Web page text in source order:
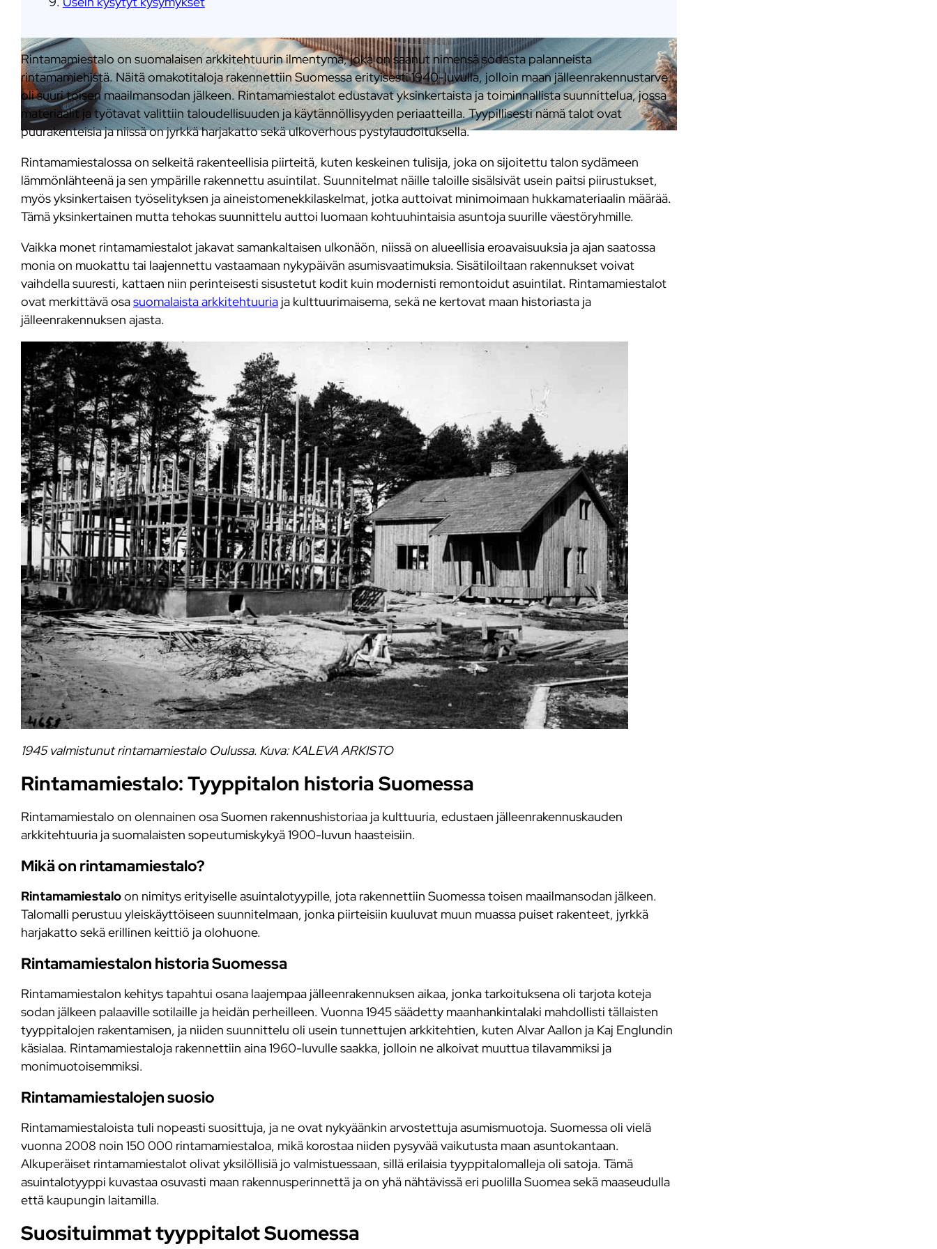
Rintamamiestalo on suomalaisen arkkitehtuurin ilmentymä, joka on saanut nimensä sodasta palanneista
rintamamiehistä. Näitä omakotitaloja rakennettiin Suomessa erityisesti 1940-luvulla, jolloin maan jälleenrakennustarve
oli suuri toisen maailmansodan jälkeen. Rintamamiestalot edustavat yksinkertaista ja toiminnallista suunnittelua, jossa
materiaalit ja työtavat valittiin taloudellisuuden ja käytännöllisyyden periaatteilla. Tyypillisesti nämä talot ovat
puurakenteisia ja niissä on jyrkkä harjakatto sekä ulkoverhous pystylaudoituksella.
Rintamamiestalossa on selkeitä rakenteellisia piirteitä, kuten keskeinen tulisija, joka on sijoitettu talon sydämeen
lämmönlähteenä ja sen ympärille rakennettu asuintilat. Suunnitelmat näille taloille sisälsivät usein paitsi piirustukset,
myös yksinkertaisen työselityksen ja aineistomenekkilaskelmat, jotka auttoivat minimoimaan hukkamateriaalin määrää.
Tämä yksinkertainen mutta tehokas suunnittelu auttoi luomaan kohtuuhintaisia asuntoja suurille väestöryhmille.
Vaikka monet rintamamiestalot jakavat samankaltaisen ulkonäön, niissä on alueellisia eroavaisuuksia ja ajan saatossa
monia on muokattu tai laajennettu vastaamaan nykypäivän asumisvaatimuksia. Sisätiloiltaan rakennukset voivat
vaihdella suuresti, kattaen niin perinteisesti sisustetut kodit kuin modernisti remontoidut asuintilat. Rintamamiestalot
ovat merkittävä osasuomalaista arkkitehtuuriaja kulttuurimaisema, sekä ne kertovat maan historiasta ja
jälleenrakennuksen ajasta.
1945 valmistunut rintamamiestalo Oulussa. Kuva: KALEVA ARKISTO
Rintamamiestalo: Tyyppitalon historia Suomessa
Rintamamiestalo on olennainen osa Suomen rakennushistoriaa ja kulttuuria, edustaen jälleenrakennuskauden
arkkitehtuuria ja suomalaisten sopeutumiskykyä 1900-luvun haasteisiin.
Mikä on rintamamiestalo?
Rintamamiestaloon nimitys erityiselle asuintalotyypille, jota rakennettiin Suomessa toisen maailmansodan jälkeen.
Talomalli perustuu yleiskäyttöiseen suunnitelmaan, jonka piirteisiin kuuluvat muun muassa puiset rakenteet, jyrkkä
harjakatto sekä erillinen keittiö ja olohuone.
Rintamamiestalon historia Suomessa
Rintamamiestalon kehitys tapahtui osana laajempaa jälleenrakennuksen aikaa, jonka tarkoituksena oli tarjota koteja
sodan jälkeen palaaville sotilaille ja heidän perheilleen. Vuonna 1945 säädetty maanhankintalaki mahdollisti tällaisten
tyyppitalojen rakentamisen, ja niiden suunnittelu oli usein tunnettujen arkkitehtien, kuten Alvar Aallon ja Kaj Englundin
käsialaa. Rintamamiestaloja rakennettiin aina 1960-luvulle saakka, jolloin ne alkoivat muuttua tilavammiksi ja
monimuotoisemmiksi.
Rintamamiestalojen suosio
Rintamamiestaloista tuli nopeasti suosittuja, ja ne ovat nykyäänkin arvostettuja asumismuotoja. Suomessa oli vielä
vuonna 2008 noin 150 000 rintamamiestaloa, mikä korostaa niiden pysyvää vaikutusta maan asuntokantaan.
Alkuperäiset rintamamiestalot olivat yksilöllisiä jo valmistuessaan, sillä erilaisia tyyppitalomalleja oli satoja. Tämä
asuintalotyyppi kuvastaa osuvasti maan rakennusperinnettä ja on yhä nähtävissä eri puolilla Suomea sekä maaseudulla
että kaupungin laitamilla.
Suosituimmat tyyppitalot Suomessa